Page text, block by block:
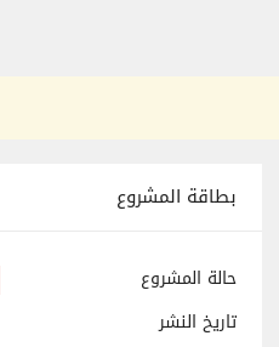
بطاقة المشروع
حالة المشروع
تاريخ النشر